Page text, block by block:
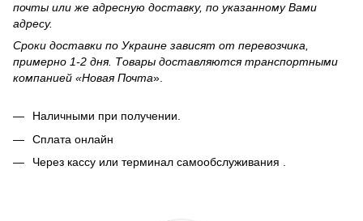
почты или же адресную доставку, по указанному Вами
адресу.
Сроки доставки по Украине зависят от перевозчика,
примерно 1-2 дня. Товары доставляются транспортными
компанией «Новая Почта».
Наличными при получении.
Сплата онлайн
Через кассу или терминал самообслуживания .